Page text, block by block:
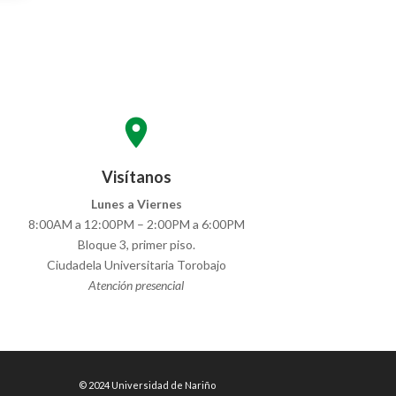
location_on
Visítanos
Lunes a Viernes
8:00AM a 12:00PM – 2:00PM a 6:00PM
Bloque 3, primer piso.
Ciudadela Universitaria Torobajo
Atención presencial
© 2024 Universidad de Nariño